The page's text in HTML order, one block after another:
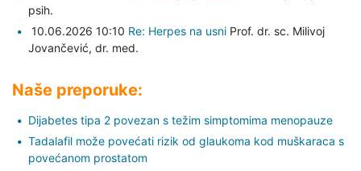
psih.
10.06.2026 10:10 Re: Herpes na usni Prof. dr. sc. Milivoj
Jovančević, dr. med.
Naše preporuke:
Dijabetes tipa 2 povezan s težim simptomima menopauze
Tadalafil može povećati rizik od glaukoma kod muškaraca s
povećanom prostatom